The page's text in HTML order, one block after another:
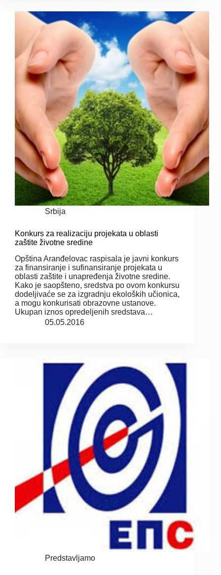
Srbija
Konkurs za realizaciju projekata u oblasti
zaštite životne sredine
Opština Aranđelovac raspisala je javni konkurs
za finansiranje i sufinansiranje projekata u
oblasti zaštite i unapređenja životne sredine.
Kako je saopšteno, sredstva po ovom konkursu
dodeljivaće se za izgradnju ekoloških učionica,
a mogu konkurisati obrazovne ustanove.
Ukupan iznos opredeljenih sredstava…
05.05.2016
Predstavljamo